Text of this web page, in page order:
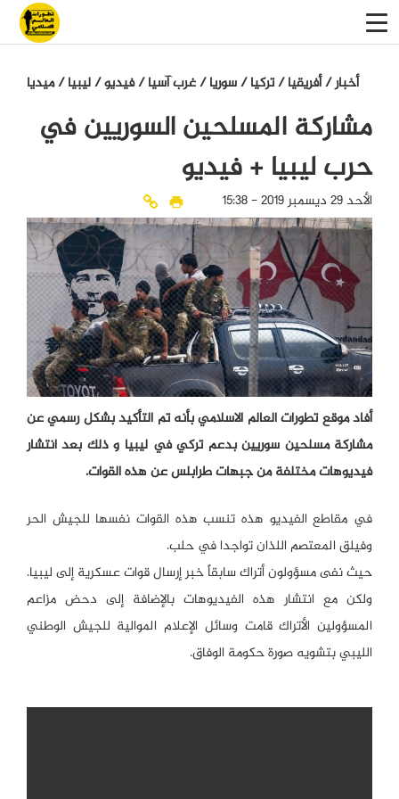
أخبار/أفريقيا/تركيا/سوريا/غرب آسيا/فيديو/ليبيا/میدیا
مشاركة المسلحين السوريين في
حرب ليبيا + فيديو
الأحد 29 ديسمبر 2019 - 15:38
أفاد موقع تطورات العالم الاسلامي بأنه تم التأكيد بشكل رسمي عن
مشاركة مسلحين سوريين بدعم تركي في ليبيا و ذلك بعد انتشار
فيديوهات مختلفة من جبهات طرابلس عن هذه القوات.
في مقاطع الفيديو هذه تنسب هذه القوات نفسها للجيش الحر
وفيلق المعتصم اللذان تواجدا في حلب.
حيث نفى مسؤولون أتراك سابقاً خبر إرسال قوات عسكرية إلى ليبيا.
ولكن مع انتشار هذه الفيديوهات بالإضافة إلى دحض مزاعم
المسؤولين الأتراك قامت وسائل الإعلام الموالية للجيش الوطني
الليبي بتشويه صورة حكومة الوفاق.